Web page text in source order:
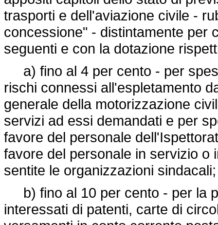
trasporti e dell'aviazione civile -
concessione" - distintamente per
seguenti e con la dotazione
a) fino al 4 per cento - per
rischi connessi all'espletamento
generale della motorizzazione
servizi ad essi demandati e per
favore del personale
favore del personale in servizio o
sentite le organizzazioni sindacali;
b) fino al 10 per cento - per la
interessati di patenti, carte di